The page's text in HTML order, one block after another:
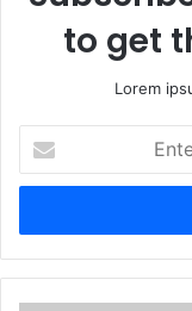
to get
Lorem
t
r
y